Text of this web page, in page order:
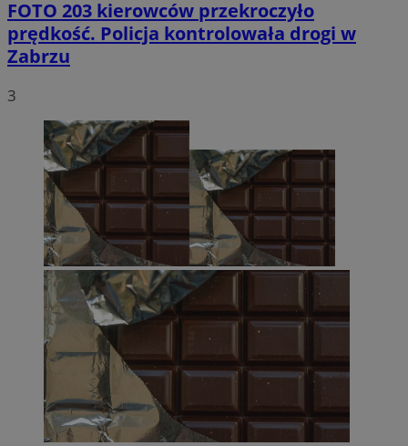
FOTO 203 kierowców przekroczyło
prędkość. Policja kontrolowała drogi w
Zabrzu
3